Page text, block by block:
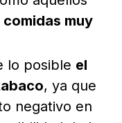
muy
lo posible el
, ya que
negativo en